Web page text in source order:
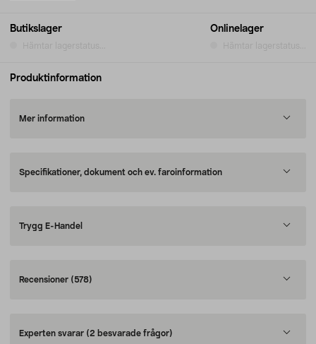
Butikslager
Hämtar lagerstatus...
Onlinelager
Hämtar lagerstatus...
Produktinformation
Mer information
Specifikationer, dokument och ev. faroinformation
Trygg E-Handel
Recensioner (578)
Experten svarar (2 besvarade frågor)